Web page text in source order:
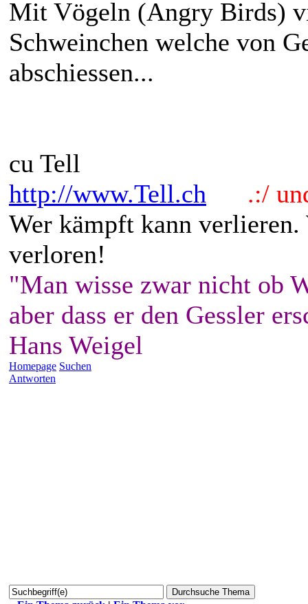
Mit Vögeln (Angry Birds)
Schweinchen welche von
abschiessen...
cu Tell
http://www.Tell.ch
.:/
Wer kämpft kann
verloren!
"Man wisse zwar nicht ob
aber dass er den Gessler
Hans Weigel
Homepage Suchen
Antworten